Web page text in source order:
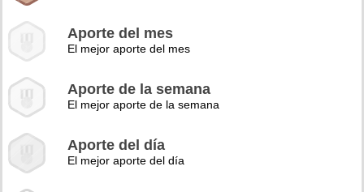
Aporte del mes
El mejor aporte del mes
Aporte de la semana
El mejor aporte de la semana
Aporte del día
El mejor aporte del día